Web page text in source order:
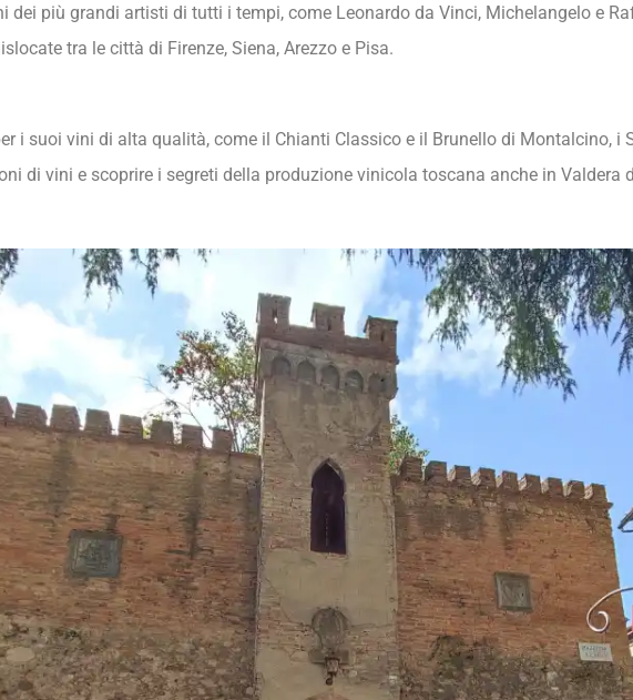
dei più grandi artisti di tutti i tempi, come Leonardo da Vinci, Michelangelo e
tra le città di Firenze, Siena, Arezzo e Pisa.
i suoi vini di alta qualità, come il Chianti Classico e il Brunello di Montalcino, i
di vini e scoprire i segreti della produzione vinicola toscana anche in Valdera